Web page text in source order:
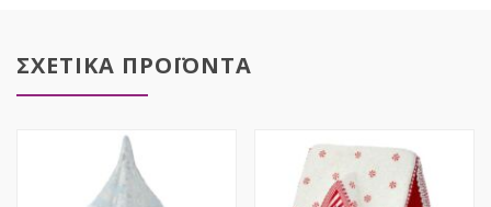
ΣΧΕΤΙΚΑ ΠΡΟΪΟΝΤΑ